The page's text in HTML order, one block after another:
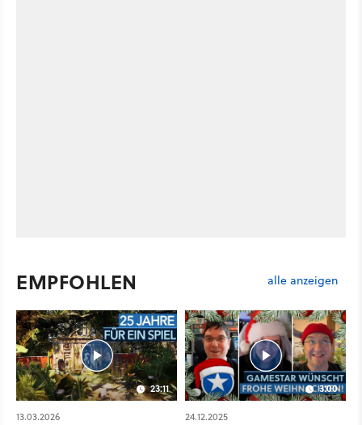
EMPFOHLEN alle anzeigen
23:11
13.03.2026
3:00
24.12.2025